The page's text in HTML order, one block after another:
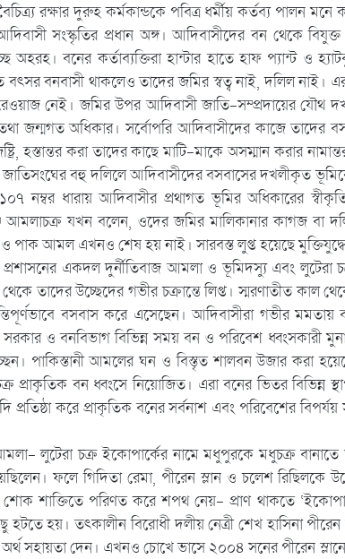
রক্ষার দুরুহ কর্মকান্ডকে পবিত্র ধর্মীয় কর্তব্য পালন
সংস্কৃতির প্রধান অঙ্গ। আদিবাসীদের বন থেকে
অহরহ। বনের কর্তাব্যক্তিরা হান্টার হাতে হাফ প্যান্ট ও
বনবাসী থাকলেও তাদের জমির স্বত্ব নাই, দলিল নাই।
নেই। জমির উপর আদিবাসী জাতি-সম্প্রদায়ের যৌথ
জন্মগত অধিকার। সর্বোপরি আদিবাসীদের কাজে তাদের
হস্তান্তর করা তাদের কাছে মাটি-মাকে অসম্মান করার
জাতিসংঘের বহু দলিলে আদিবাসীদের বসবাসের দখলীকৃত
ধারায় আদিবাসীর প্রথাগত ভূমির অধিকারের স্বীকৃতি
আমলাচক্র যখন বলেন, ওদের জমির মালিকানার কাগজ বা
আমল এখনও শেষ হয় নাই। সারবস্ত লুপ্ত হয়েছে
একদল দুর্নীতিবাজ আমলা ও ভূমিদস্যু এবং
তাদের উচ্ছেদের গভীর চক্রান্তে লিপ্ত। স্মরণাতীত কাল
বসবাস করে এসেছেন। আদিবাসীরা গভীর মমতায়
ও বনবিভাগ বিভিন্ন সময় বন ও পরিবেশ ধ্বংসকারী
পাকিস্তানী আমলের ঘন ও বিস্তৃত শালবন উজার করা
প্রাকৃতিক বন ধ্বংসে নিয়োজিত। এরা বনের ভিতর বিভিন্ন
প্রতিষ্ঠা করে প্রাকৃতিক বনের সর্বনাশ এবং পরিবেশের
লুটেরা চক্র ইকোপার্কের নামে মধুপুরকে মধুচক্র
ফলে গিদিতা রেমা, পীরেন স্লান ও চলেশ রিছিলকে
শাক্তিতে পরিণত করে শপথ নেয়- প্রাণ থাকতে
হয়। তৎকালীন বিরোধী দলীয় নেত্রী শেখ হাসিনা পীরেন
সহায়তা দেন। এখনও চোখে ভাসে ২০০৪ সনের পীরেন